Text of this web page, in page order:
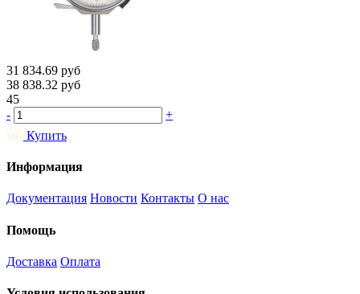
31 834.69 руб
38 838.32 руб
45
-
+
Купить
Информация
Документация Новости Контакты О нас
Помощь
Доставка Оплата